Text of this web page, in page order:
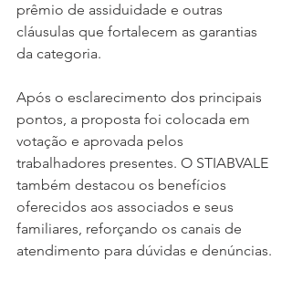
prêmio de assiduidade e outras
cláusulas que fortalecem as garantias
da categoria.
Após o esclarecimento dos principais
pontos, a proposta foi colocada em
votação e aprovada pelos
trabalhadores presentes. O STIABVALE
também destacou os benefícios
oferecidos aos associados e seus
familiares, reforçando os canais de
atendimento para dúvidas e denúncias.